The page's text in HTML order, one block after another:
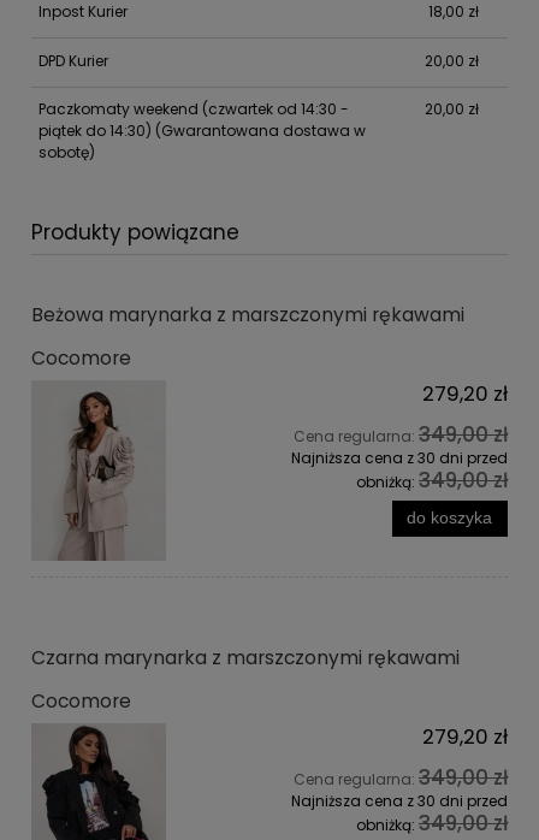
Inpost Kurier 18,00 zł
DPD Kurier 20,00 zł
Paczkomaty weekend (czwartek od 14:30 -
piątek do 14:30) (Gwarantowana dostawa w
sobotę)
20,00 zł
Produkty powiązane
Beżowa marynarka z marszczonymi rękawami
Cocomore
279,20 zł
Cena regularna: 349,00 zł
Najniższa cena z 30 dni przed
obniżką: 349,00 zł
do koszyka
Czarna marynarka z marszczonymi rękawami
Cocomore
279,20 zł
Cena regularna: 349,00 zł
Najniższa cena z 30 dni przed
obniżką: 349,00 zł